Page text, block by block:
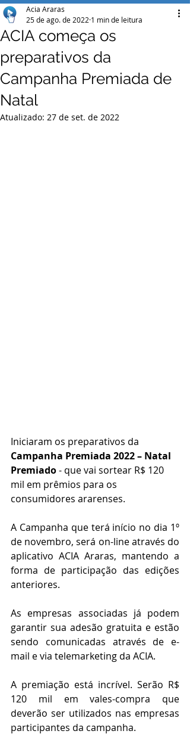
ACIA começa os
preparativos da
Campanha Premiada de
Natal
Acia Araras
25 de ago. de 2022 1 min de leitura
Atualizado: 27 de set. de 2022
Iniciaram os preparativos da
Campanha Premiada 2022 – Natal
Premiado - que vai sortear R$ 120
mil em prêmios para os
consumidores ararenses.
A Campanha que terá início no dia 1º
de novembro, será on-line através do
aplicativo ACIA Araras, mantendo a
forma de participação das edições
anteriores.
As empresas associadas já podem
garantir sua adesão gratuita e estão
sendo comunicadas através de e-
mail e via telemarketing da ACIA.
A premiação está incrível. Serão R$
120 mil em vales-compra que
deverão ser utilizados nas empresas
participantes da campanha.